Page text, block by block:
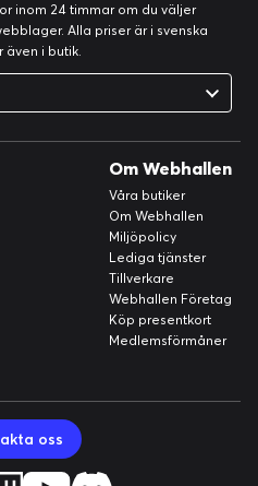
inom 24 timmar om du väljer
Alla priser är i svenska
även i butik.
Om Webhallen
Våra butiker
Om Webhallen
Miljöpolicy
Lediga tjänster
Tillverkare
Webhallen Företag
Köp presentkort
Medlemsförmåner
oss